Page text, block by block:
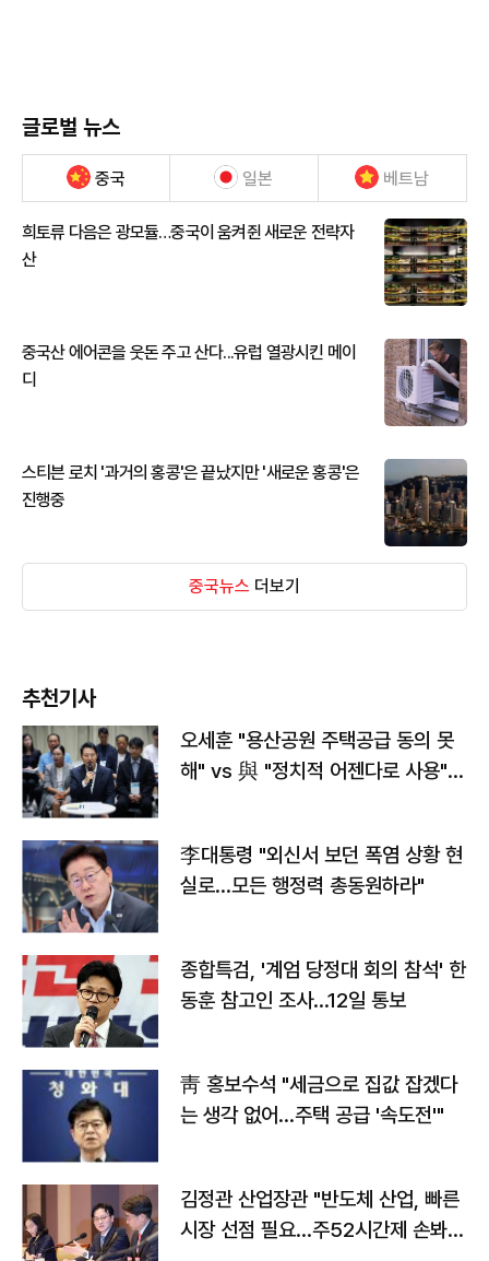
글로벌 뉴스
중국 일본 베트남
희토류 다음은 광모듈…중국이 움켜쥔 새로운 전략자
산
중국산 에어콘을 웃돈 주고 산다...유럽 열광시킨 메이
디
스티븐 로치 '과거의 홍콩'은 끝났지만 '새로운 홍콩'은
진행중
중국뉴스 더보기
추천기사
오세훈 "용산공원 주택공급 동의 못
해" vs 與 "정치적 어젠다로 사용"
李대통령 "외신서 보던 폭염 상황 현
실로…모든 행정력 총동원하라"
종합특검, '계엄 당정대 회의 참석' 한
동훈 참고인 조사...12일 통보
靑 홍보수석 "세금으로 집값 잡겠다
는 생각 없어…주택 공급 '속도전'"
김정관 산업장관 "반도체 산업, 빠른
시장 선점 필요…주52시간제 손봐